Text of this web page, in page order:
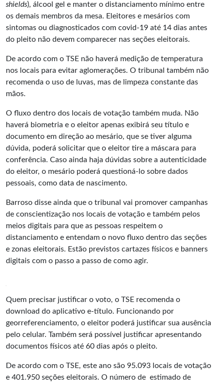
shields), álcool gel e manter o distanciamento mínimo entre
os demais membros da mesa. Eleitores e mesários com
sintomas ou diagnosticados com covid-19 até 14 dias antes
do pleito não devem comparecer nas seções eleitorais.
De acordo com o TSE não haverá medição de temperatura
nos locais para evitar aglomerações. O tribunal também não
recomenda o uso de luvas, mas de limpeza constante das
mãos.
O fluxo dentro dos locais de votação também muda. Não
haverá biometria e o eleitor apenas exibirá seu título e
documento em direção ao mesário, que se tiver alguma
dúvida, poderá solicitar que o eleitor tire a máscara para
conferência. Caso ainda haja dúvidas sobre a autenticidade
do eleitor, o mesário poderá questioná-lo sobre dados
pessoais, como data de nascimento.
Barroso disse ainda que o tribunal vai promover campanhas
de conscientização nos locais de votação e também pelos
meios digitais para que as pessoas respeitem o
distanciamento e entendam o novo fluxo dentro das seções
e zonas eleitorais. Estão previstos cartazes físicos e banners
digitais com o passo a passo de como agir.
Quem precisar justificar o voto, o TSE recomenda o
download do aplicativo e-título. Funcionando por
georreferenciamento, o eleitor poderá justificar sua ausência
pelo celular. Também será possível justificar apresentando
documentos físicos até 60 dias após o pleito.
De acordo com o TSE, este ano são 95.093 locais de votação
e 401.950 seções eleitorais. O número de estimado de